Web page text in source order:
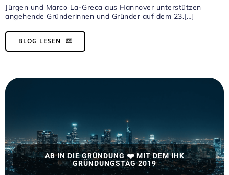
Jürgen und Marco La-Greca aus Hannover unterstützen
angehende Gründerinnen und Gründer auf dem 23.[…]
BLOG LESEN
AB IN DIE GRÜNDUNG ❤️ MIT DEM IHK
GRÜNDUNGSTAG 2019